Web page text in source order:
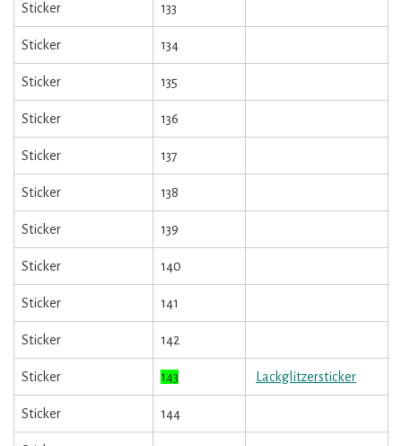
Sticker 133
Sticker 134
Sticker 135
Sticker 136
Sticker 137
Sticker 138
Sticker 139
Sticker 140
Sticker 141
Sticker 142
Sticker 143 Lackglitzersticker
Sticker 144